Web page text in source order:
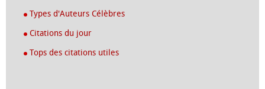
Types d'Auteurs Célèbres
Citations du jour
Tops des citations utiles